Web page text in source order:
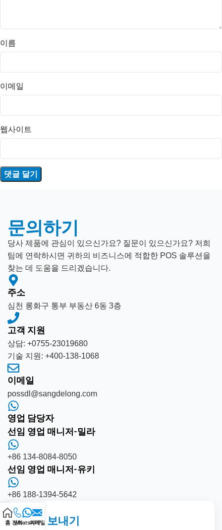
이름
이메일
웹사이트
문의하기
당사 제품에 관심이 있으신가요? 질문이 있으신가요? 저희
팀에 연락하시면 귀하의 비즈니스에 적합한 POS 솔루션을
찾는 데 도움을 드리겠습니다.
주소
심천 롱화구 통부 부동산 6동 3층
고객 지원
상담: +0755-23019680
기술 지원: +400-138-1068
이메일
possdl@sangdelong.com
영업 담당자
선임 영업 매니저-밀라
+86 134-8084-8050
선임 영업 매니저-유키
+86 188-1394-5642
문의 보내기
홈 전화
WhatsAPP
이메일